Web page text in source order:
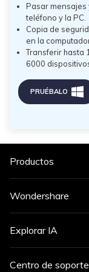
Pasar
teléfono y la PC.
Copia de
en la
Transferir hasta
6000
PRUÉBALO
Productos
Wondershare
Explorar IA
Centro de soporte